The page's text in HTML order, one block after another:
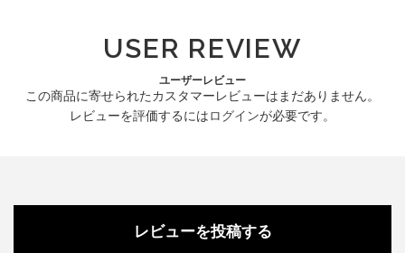
USER REVIEW
ユーザーレビュー
この商品に寄せられたカスタマーレビューはまだありません。
レビューを評価するにはログインが必要です。
レビューを投稿する